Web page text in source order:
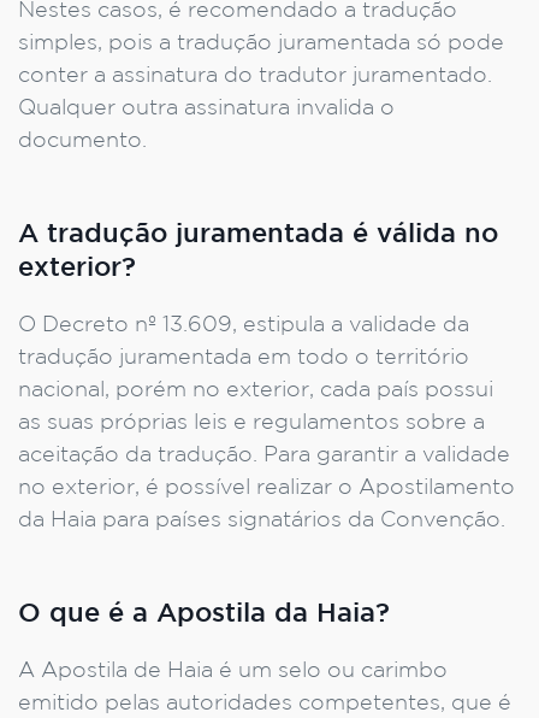
Nestes casos, é recomendado a tradução
simples, pois a tradução juramentada só pode
conter a assinatura do tradutor juramentado.
Qualquer outra assinatura invalida o
documento.
A tradução juramentada é válida no
exterior?
O Decreto nº 13.609, estipula a validade da
tradução juramentada em todo o território
nacional, porém no exterior, cada país possui
as suas próprias leis e regulamentos sobre a
aceitação da tradução. Para garantir a validade
no exterior, é possível realizar o Apostilamento
da Haia para países signatários da Convenção.
O que é a Apostila da Haia?
A Apostila de Haia é um selo ou carimbo
emitido pelas autoridades competentes, que é